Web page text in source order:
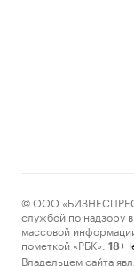
© ООО
службой по надзору
массовой
пометкой «РБК».
18+
Владельцем сайта